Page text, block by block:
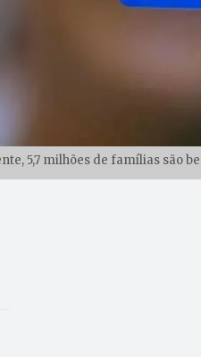
5,7 milhões de famílias são